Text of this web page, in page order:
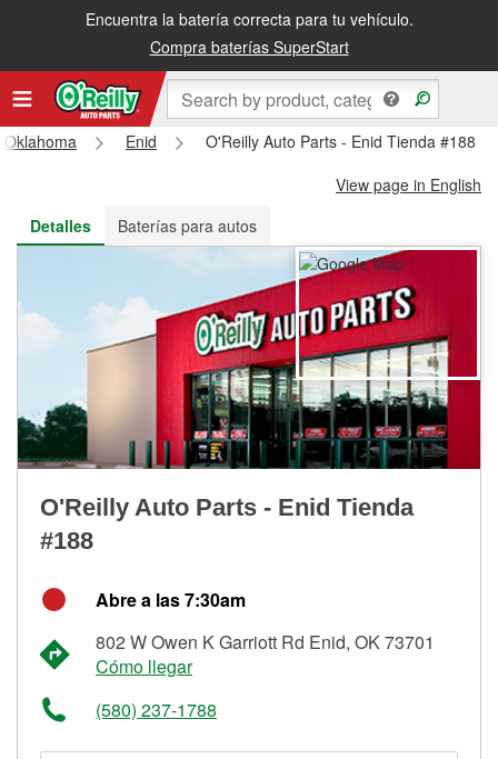
Encuentra la batería correcta para tu vehículo.
Compra baterías SuperStart
Recibe tu orden gratis al día siguiente o recógela en la tienda
Oklahoma Enid
O'Reilly Auto Parts - Enid Tienda #188
View page in English
Detalles
Baterías para autos
O'Reilly Auto Parts - Enid Tienda
#188
Abre a las 7:30am
802 W Owen K Garriott Rd Enid, OK 73701
Cómo llegar
(580) 237-1788